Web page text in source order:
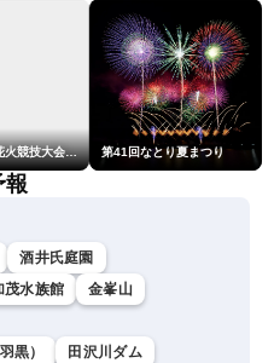
第98回全国花火競技大会「大曲の花火」 第41回なとり夏まつり
報
酒井氏庭園
茂水族館
金峯山
黒）
田沢川ダム